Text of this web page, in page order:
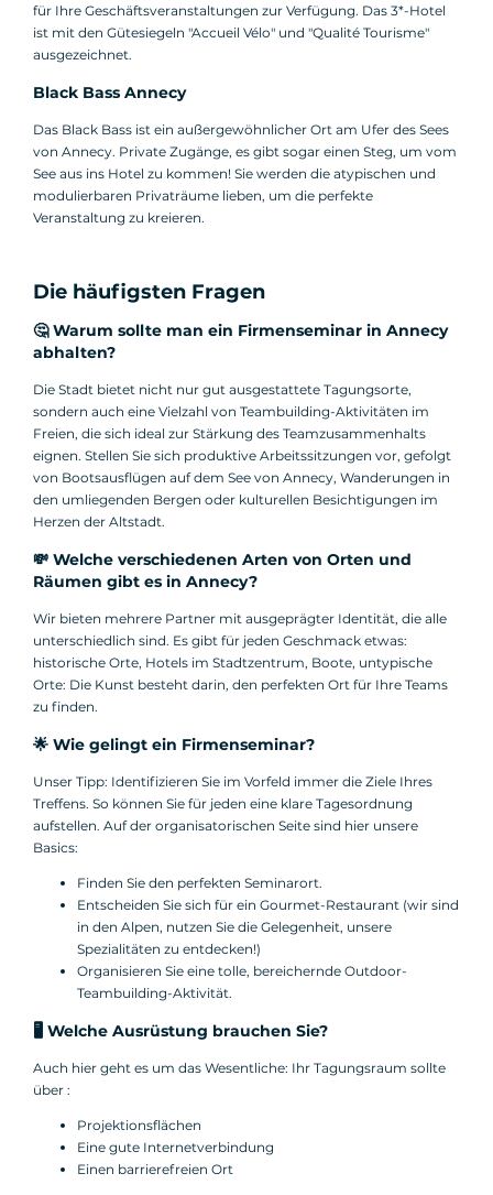
für Ihre Geschäftsveranstaltungen zur Verfügung. Das 3*-Hotel
ist mit den Gütesiegeln "Accueil Vélo" und "Qualité Tourisme"
ausgezeichnet.
Black Bass Annecy
Das Black Bass ist ein außergewöhnlicher Ort am Ufer des Sees
von Annecy. Private Zugänge, es gibt sogar einen Steg, um vom
See aus ins Hotel zu kommen! Sie werden die atypischen und
modulierbaren Privaträume lieben, um die perfekte
Veranstaltung zu kreieren.
Die häufigsten Fragen
🤔 Warum sollte man ein Firmenseminar in Annecy
abhalten?
Die Stadt bietet nicht nur gut ausgestattete Tagungsorte,
sondern auch eine Vielzahl von Teambuilding-Aktivitäten im
Freien, die sich ideal zur Stärkung des Teamzusammenhalts
eignen. Stellen Sie sich produktive Arbeitssitzungen vor, gefolgt
von Bootsausflügen auf dem See von Annecy, Wanderungen in
den umliegenden Bergen oder kulturellen Besichtigungen im
Herzen der Altstadt.
💸 Welche verschiedenen Arten von Orten und
Räumen gibt es in Annecy?
Wir bieten mehrere Partner mit ausgeprägter Identität, die alle
unterschiedlich sind. Es gibt für jeden Geschmack etwas:
historische Orte, Hotels im Stadtzentrum, Boote, untypische
Orte: Die Kunst besteht darin, den perfekten Ort für Ihre Teams
zu finden.
🌟 Wie gelingt ein Firmenseminar?
Unser Tipp: Identifizieren Sie im Vorfeld immer die Ziele Ihres
Treffens. So können Sie für jeden eine klare Tagesordnung
aufstellen. Auf der organisatorischen Seite sind hier unsere
Basics:
Finden Sie den perfekten Seminarort.
Entscheiden Sie sich für ein Gourmet-Restaurant (wir sind
in den Alpen, nutzen Sie die Gelegenheit, unsere
Spezialitäten zu entdecken!)
Organisieren Sie eine tolle, bereichernde Outdoor-
Teambuilding-Aktivität.
🖥️ Welche Ausrüstung brauchen Sie?
Auch hier geht es um das Wesentliche: Ihr Tagungsraum sollte
über :
Projektionsflächen
Eine gute Internetverbindung
Einen barrierefreien Ort